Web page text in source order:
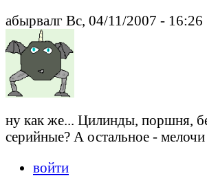
абырвалг Вс, 04/11/2007 - 16:26
ну как же... Цилинды, поршня,
серийные? А остальное -
войти